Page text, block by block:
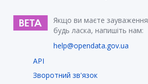
Якщо ви маєте зауваження
будь ласка, напишіть нам:
help@opendata.gov.ua
API
Зворотний зв'язок